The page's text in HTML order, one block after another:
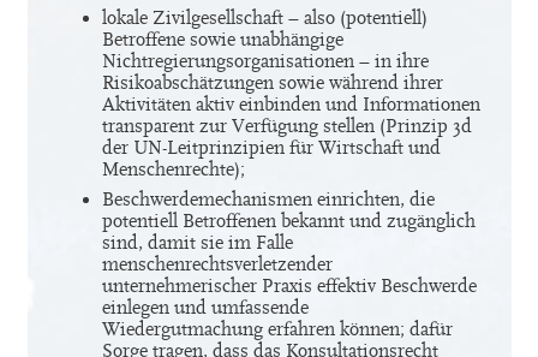
lokale Zivilgesellschaft – also (potentiell)
Betroffene sowie unabhängige
Nichtregierungsorganisationen – in ihre
Risikoabschätzungen sowie während ihrer
Aktivitäten aktiv einbinden und Informationen
transparent zur Verfügung stellen (Prinzip 3d
der UN-Leitprinzipien für Wirtschaft und
Menschenrechte);
Beschwerdemechanismen einrichten, die
potentiell Betroffenen bekannt und zugänglich
sind, damit sie im Falle
menschenrechtsverletzender
unternehmerischer Praxis effektiv Beschwerde
einlegen und umfassende
Wiedergutmachung erfahren können; dafür
Sorge tragen, dass das Konsultationsrecht